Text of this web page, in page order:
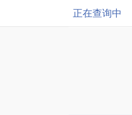
正在查询中